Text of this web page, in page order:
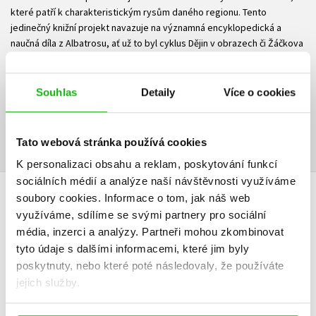
Souhlas Detaily Více o cookies
Tato webová stránka používá cookies
K personalizaci obsahu a reklam, poskytování funkcí
sociálních médií a analýze naší návštěvnosti využíváme
soubory cookies. Informace o tom, jak náš web
využíváme, sdílíme se svými partnery pro sociální
média, inzerci a analýzy. Partneři mohou zkombinovat
tyto údaje s dalšími informacemi, které jim byly
poskytnuty, nebo které poté následovaly, že používáte
jejich služby.
které patří k charakteristickým rysům daného regionu. Tento
jedinečný knižní projekt navazuje na významná encyklopedická a
naučná díla z Albatrosu, ať už to byl cyklus Dějin v obrazech či Žáčkova
Ke stažení
HODNOCENÍ ČTENÁŘŮ
V současné době nejsou vytvořena žádná uživatelská hodnocení.
Vaše hodnocení
Uživatelskou recenzi mohou vkládat pouze registrovaní uživatelé